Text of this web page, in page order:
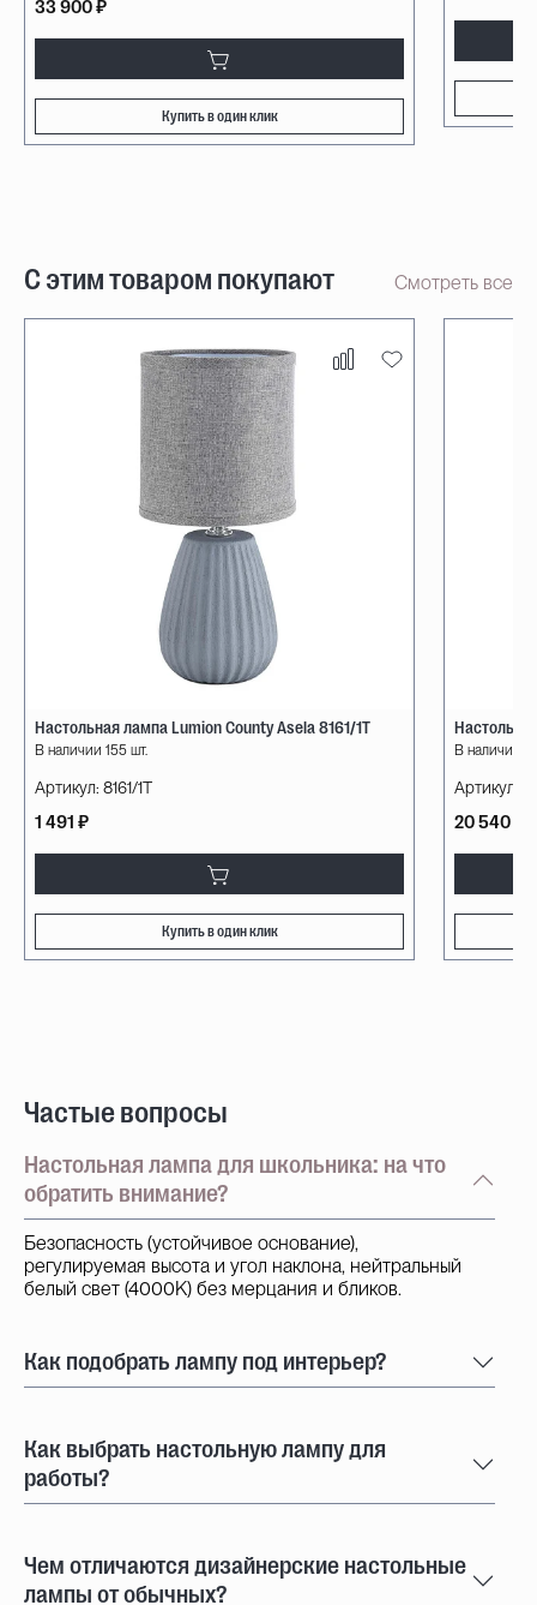
33 900 ₽
Купить в один клик
С этим товаром покупают Смотреть все
Настольная лампа Lumion County Asela 8161/1T
В наличии 155 шт.
Артикул: 8161/1T
1 491 ₽
Купить в один клик
В наличии 5
Артикул:
20 540 ₽
Частые вопросы
Настольная лампа для школьника: на что
обратить внимание?
Безопасность (устойчивое основание),
регулируемая высота и угол наклона, нейтральный
белый свет (4000K) без мерцания и бликов.
Как подобрать лампу под интерьер?
Как выбрать настольную лампу для
работы?
Чем отличаются дизайнерские настольные
лампы от обычных?